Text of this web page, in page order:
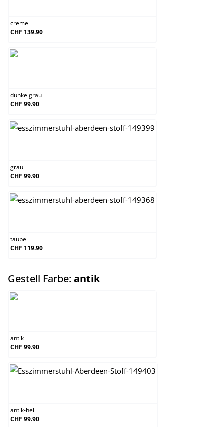
creme
CHF 139.90
dunkelgrau
CHF 99.90
grau
CHF 99.90
taupe
CHF 119.90
Gestell Farbe: antikauswählen
antik
CHF 99.90
antik-hell
CHF 99.90